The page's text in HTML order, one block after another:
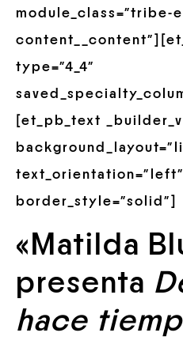
module_class=”tribe-
type=”4_4″
[et_pb_text
text_orientation=”left”
border_style=”solid”]
«Matilda
presenta
hace